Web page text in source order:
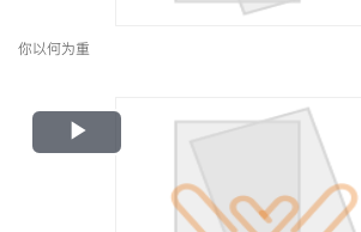
你以何为重
Play
Video